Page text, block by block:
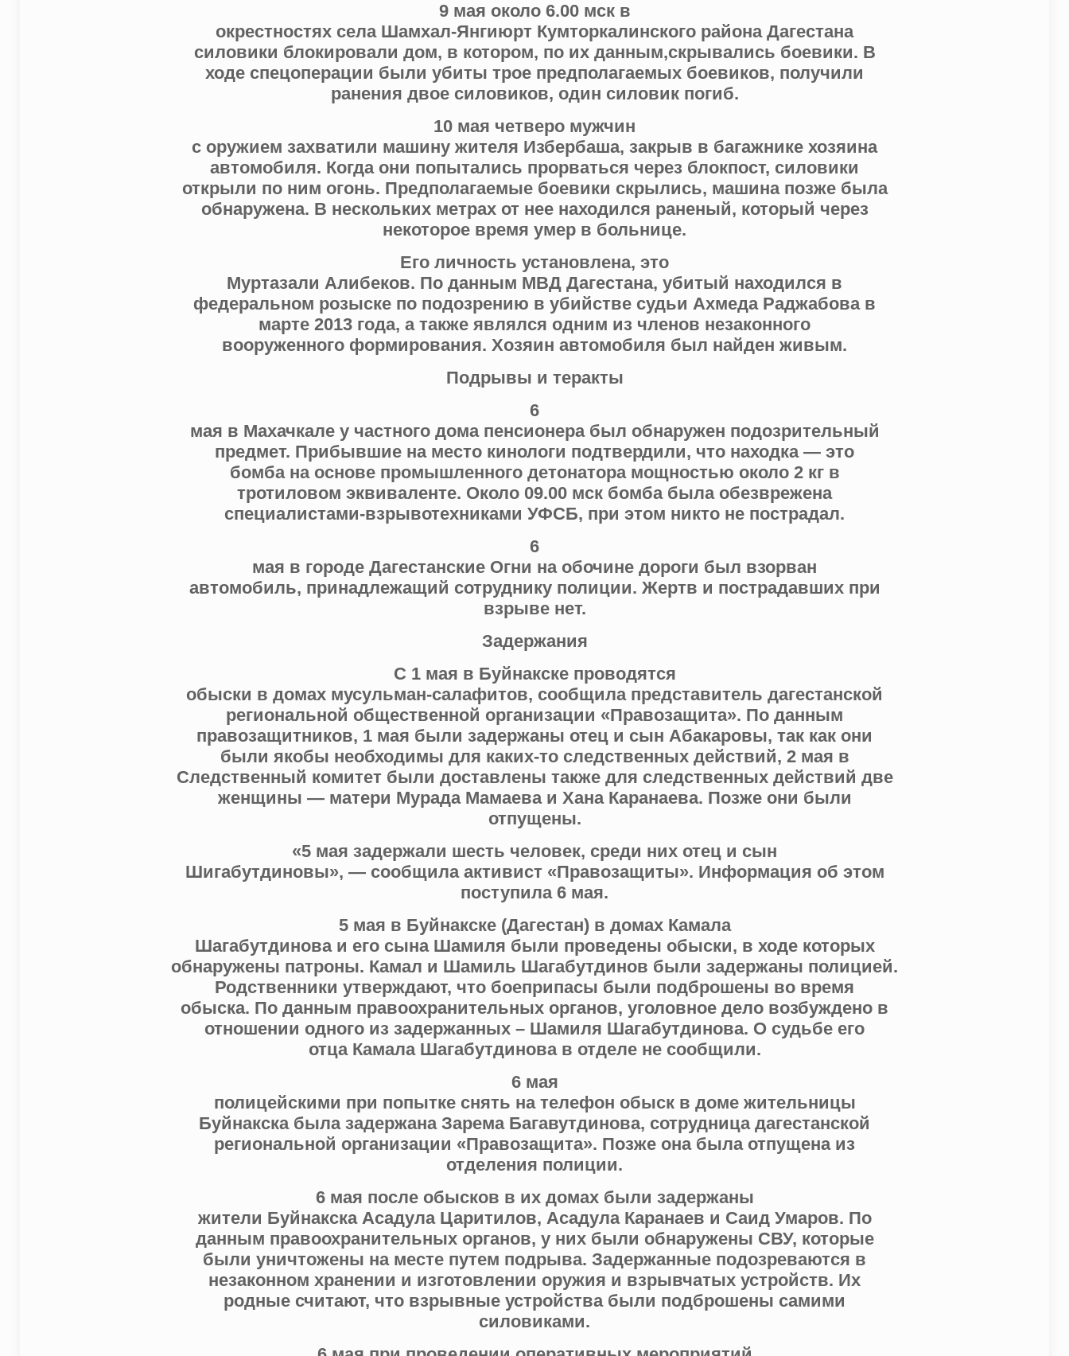
9 мая около 6.00 мск в
окрестностях села Шамхал-Янгиюрт Кумторкалинского района Дагестана
силовики блокировали дом, в котором, по их данным,скрывались боевики. В
ходе спецоперации были убиты трое предполагаемых боевиков, получили
ранения двое силовиков, один силовик погиб.
10 мая четверо мужчин
с оружием захватили машину жителя Избербаша, закрыв в багажнике хозяина
автомобиля. Когда они попытались прорваться через блокпост, силовики
открыли по ним огонь. Предполагаемые боевики скрылись, машина позже была
обнаружена. В нескольких метрах от нее находился раненый, который через
некоторое время умер в больнице.
Его личность установлена, это
Муртазали Алибеков. По данным МВД Дагестана, убитый находился в
федеральном розыске по подозрению в убийстве судьи Ахмеда Раджабова в
марте 2013 года, а также являлся одним из членов незаконного
вооруженного формирования. Хозяин автомобиля был найден живым.
Подрывы и теракты
6
мая в Махачкале у частного дома пенсионера был обнаружен подозрительный
предмет. Прибывшие на место кинологи подтвердили, что находка — это
бомба на основе промышленного детонатора мощностью около 2 кг в
тротиловом эквиваленте. Около 09.00 мск бомба была обезврежена
специалистами-взрывотехниками УФСБ, при этом никто не пострадал.
6
мая в городе Дагестанские Огни на обочине дороги был взорван
автомобиль, принадлежащий сотруднику полиции. Жертв и пострадавших при
взрыве нет.
Задержания
С 1 мая в Буйнакске проводятся
обыски в домах мусульман-салафитов, сообщила представитель дагестанской
региональной общественной организации «Правозащита». По данным
правозащитников, 1 мая были задержаны отец и сын Абакаровы, так как они
были якобы необходимы для каких-то следственных действий, 2 мая в
Следственный комитет были доставлены также для следственных действий две
женщины — матери Мурада Мамаева и Хана Каранаева. Позже они были
отпущены.
«5 мая задержали шесть человек, среди них отец и сын
Шигабутдиновы», — сообщила активист «Правозащиты». Информация об этом
поступила 6 мая.
5 мая в Буйнакске (Дагестан) в домах Камала
Шагабутдинова и его сына Шамиля были проведены обыски, в ходе которых
обнаружены патроны. Камал и Шамиль Шагабутдинов были задержаны полицией.
Родственники утверждают, что боеприпасы были подброшены во время
обыска. По данным правоохранительных органов, уголовное дело возбуждено в
отношении одного из задержанных – Шамиля Шагабутдинова. О судьбе его
отца Камала Шагабутдинова в отделе не сообщили.
6 мая
полицейскими при попытке снять на телефон обыск в доме жительницы
Буйнакска была задержана Зарема Багавутдинова, сотрудница дагестанской
региональной организации «Правозащита». Позже она была отпущена из
отделения полиции.
6 мая после обысков в их домах были задержаны
жители Буйнакска Асадула Царитилов, Асадула Каранаев и Саид Умаров. По
данным правоохранительных органов, у них были обнаружены СВУ, которые
были уничтожены на месте путем подрыва. Задержанные подозреваются в
незаконном хранении и изготовлении оружия и взрывчатых устройств. Их
родные считают, что взрывные устройства были подброшены самими
силовиками.